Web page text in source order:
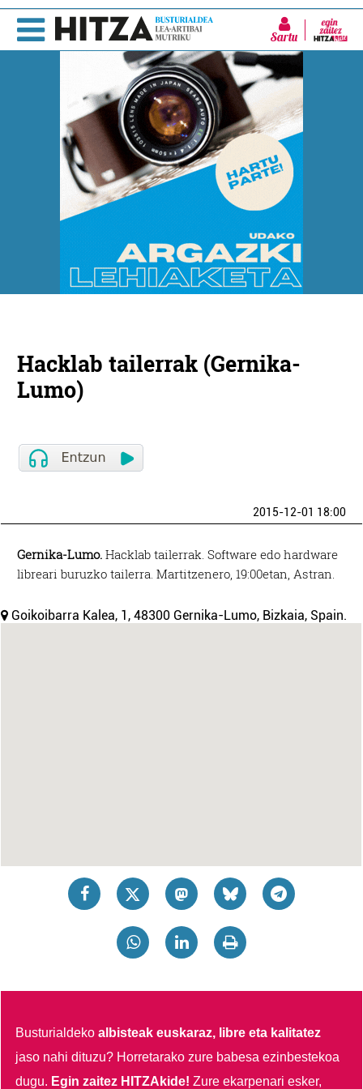
Sartu
Hacklab tailerrak (Gernika-
Lumo)
2015-12-01 18:00
Gernika-Lumo. Hacklab tailerrak. Software edo hardware
libreari buruzko tailerra. Martitzenero, 19:00etan, Astran.
Goikoibarra Kalea, 1, 48300 Gernika-Lumo, Bizkaia, Spain.
Busturialdekoalbisteak euskaraz, libre eta kalitatez
jaso nahi dituzu? Horretarako zure babesa ezinbestekoa
dugu. Egin zaitez HITZAkide!Zure ekarpenari esker,